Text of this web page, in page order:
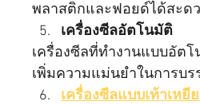
พลาสติกและฟอยด์ได้สะด
เครื่องซีลอัตโนมัติ
เครื่องซีลที่ทำงานแบบอัต
เพิ่มความแม่นยำในการบร
เครื่องซีลแบบเท้าเหยี